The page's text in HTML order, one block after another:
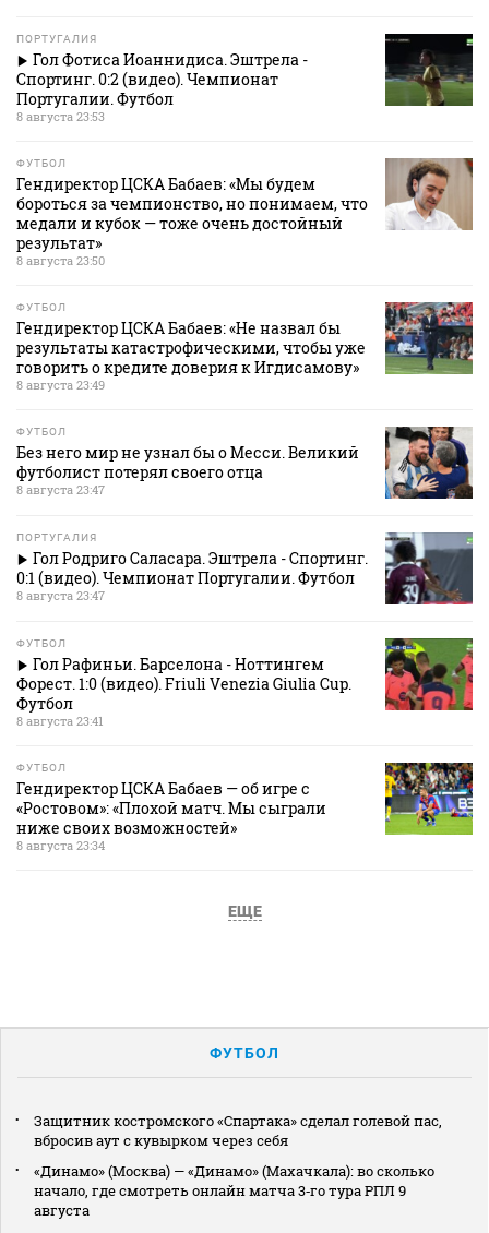
ПОРТУГАЛИЯ
Гол Фотиса Иоаннидиса. Эштрела -
Спортинг. 0:2 (видео). Чемпионат
Португалии. Футбол
8 августа 23:53
ФУТБОЛ
Гендиректор ЦСКА Бабаев: «Мы будем
бороться за чемпионство, но понимаем, что
медали и кубок — тоже очень достойный
результат»
8 августа 23:50
ФУТБОЛ
Гендиректор ЦСКА Бабаев: «Не назвал бы
результаты катастрофическими, чтобы уже
говорить о кредите доверия к Игдисамову»
8 августа 23:49
ФУТБОЛ
Без него мир не узнал бы о Месси. Великий
футболист потерял своего отца
8 августа 23:47
ПОРТУГАЛИЯ
Гол Родриго Саласара. Эштрела - Спортинг.
0:1 (видео). Чемпионат Португалии. Футбол
8 августа 23:47
ФУТБОЛ
Гол Рафиньи. Барселона - Ноттингем
Форест. 1:0 (видео). Friuli Venezia Giulia Cup.
Футбол
8 августа 23:41
ФУТБОЛ
Гендиректор ЦСКА Бабаев — об игре с
«Ростовом»: «Плохой матч. Мы сыграли
ниже своих возможностей»
8 августа 23:34
ЕЩЕ
ФУТБОЛ
Защитник костромского «Спартака» сделал голевой пас,
вбросив аут с кувырком через себя
«Динамо» (Москва) — «Динамо» (Махачкала): во сколько
начало, где смотреть онлайн матча 3‑го тура РПЛ 9
августа